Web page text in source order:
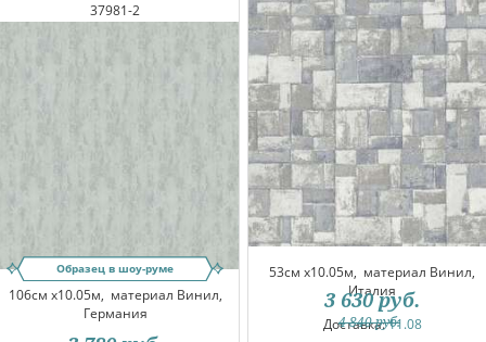
37981-2
Образец в шоу-руме
106см x10.05м, материал Винил,
Германия
53см x10.05м, материал Винил,
Италия
Доставка:11.08
4 840руб.
3 630 руб.